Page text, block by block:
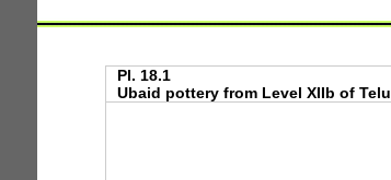
Pl. 18.1
Ubaid pottery from Level XIIb of